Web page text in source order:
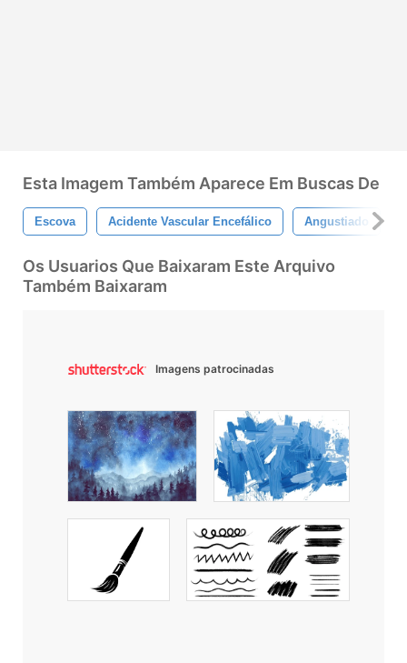
Esta Imagem Também Aparece Em Buscas De
Escova Acidente Vascular Encefálico Angustiado
Os Usuarios Que Baixaram Este Arquivo
Também Baixaram
Imagens patrocinadas